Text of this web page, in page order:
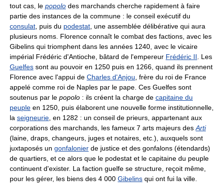
tout cas, le popolo des marchands cherche rapidement à faire
partie des instances de la commune : le conseil exécutif du
consulat , puis du podestat , une assemblée délibérative qui aura
plusieurs noms. Florence connaît le combat des factions, avec les
Gibelins qui triomphent dans les années 1240, avec le vicaire
impérial Frédéric d'Antioche, bâtard de l'empereur Frédéric II . Les
Guelfes sont au pouvoir en 1250 puis en 1266, quand ils prennent
Florence avec l'appui de Charles d'Anjou , frère du roi de France
appelé comme roi de Naples par le pape. Ces Guelfes sont
soutenus par le popolo : ils créent la charge de capitaine du
peuple en 1250, puis élaborent une nouvelle forme institutionnelle,
la seigneurie , en 1282 : un conseil de prieurs, appartenant aux
corporations des marchands, les fameux 7 arts majeurs des Arti
(laine, draps, changeurs, juges et notaires, etc.), auxquels sont
juxtaposés un gonfalonier de justice et des gonfalons (étendards)
de quartiers, et ce alors que le podestat et le capitaine du peuple
continuent d'exister. La faction guelfe se structure, reçoit même,
pour les gérer, les biens des 4 000 Gibelins qui ont fui la ville.